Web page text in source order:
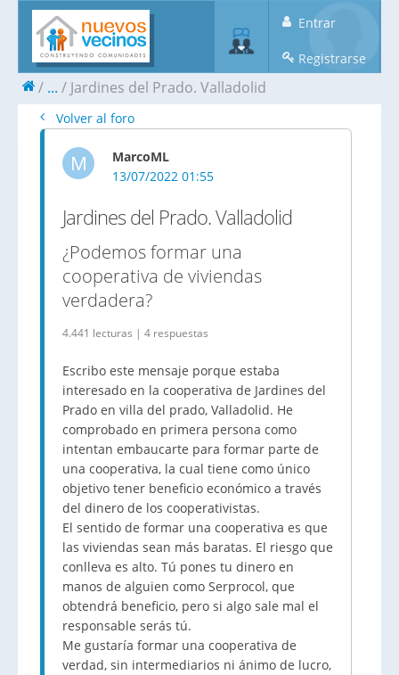
Entrar
Registrarse
... Jardines del Prado. Valladolid
Volver al foro
M
MarcoML
13/07/2022 01:55
Jardines del Prado. Valladolid
¿Podemos formar una
cooperativa de viviendas
verdadera?
4.441 lecturas | 4 respuestas
Escribo este mensaje porque estaba
interesado en la cooperativa de Jardines del
Prado en villa del prado, Valladolid. He
comprobado en primera persona como
intentan embaucarte para formar parte de
una cooperativa, la cual tiene como único
objetivo tener beneficio económico a través
del dinero de los cooperativistas.
El sentido de formar una cooperativa es que
las viviendas sean más baratas. El riesgo que
conlleva es alto. Tú pones tu dinero en
manos de alguien como Serprocol, que
obtendrá beneficio, pero si algo sale mal el
responsable serás tú.
Me gustaría formar una cooperativa de
verdad, sin intermediarios ni ánimo de lucro,